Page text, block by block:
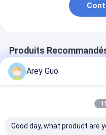
Produits
Arey Guo
Good day, what product are